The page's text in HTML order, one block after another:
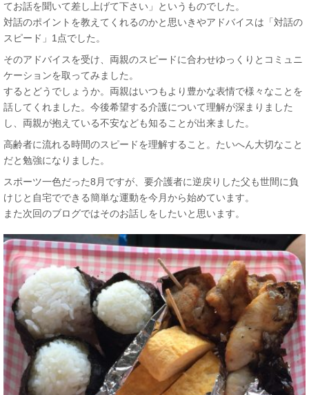
てお話を聞いて差し上げて下さい」というものでした。
対話のポイントを教えてくれるのかと思いきやアドバイスは「対話の
スピード」1点でした。
そのアドバイスを受け、両親のスピードに合わせゆっくりとコミュニ
ケーションを取ってみました。
するとどうでしょうか。両親はいつもより豊かな表情で様々なことを
話してくれました。今後希望する介護について理解が深まりました
し、両親が抱えている不安なども知ることが出来ました。
高齢者に流れる時間のスピードを理解すること。たいへん大切なこと
だと勉強になりました。
スポーツ一色だった8月ですが、要介護者に逆戻りした父も世間に負
けじと自宅でできる簡単な運動を今月から始めています。
また次回のブログではそのお話しをしたいと思います。